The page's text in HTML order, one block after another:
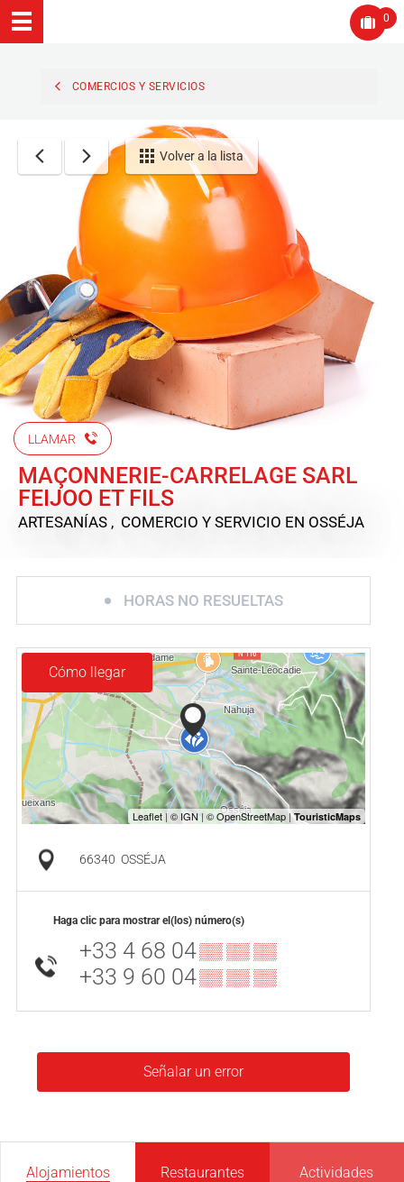
0
COMERCIOS Y SERVICIOS
Volver a la lista
LLAMAR
MAÇONNERIE-CARRELAGE SARL
FEIJOO ET FILS
ARTESANÍAS , COMERCIO Y SERVICIO EN OSSÉJA
HORAS NO RESUELTAS
Cómo llegar
66340 OSSÉJA
Haga clic para mostrar el(los) número(s)
+33 4 68 04▒▒ ▒▒ ▒▒
+33 9 60 04▒▒ ▒▒ ▒▒
Señalar un error
Alojamientos Restaurantes Actividades